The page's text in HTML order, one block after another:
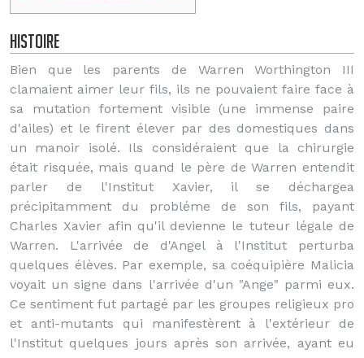
Histoire
Bien que les parents de Warren Worthington III
clamaient aimer leur fils, ils ne pouvaient faire face à
sa mutation fortement visible (une immense paire
d'ailes) et le firent élever par des domestiques dans
un manoir isolé. Ils considéraient que la chirurgie
était risquée, mais quand le père de Warren entendit
parler de l'Institut Xavier, il se déchargea
précipitamment du probléme de son fils, payant
Charles Xavier afin qu'il devienne le tuteur légale de
Warren. L'arrivée de d'Angel à l'Institut perturba
quelques élèves. Par exemple, sa coéquipière Malicia
voyait un signe dans l'arrivée d'un "Ange" parmi eux.
Ce sentiment fut partagé par les groupes religieux pro
et anti-mutants qui manifestèrent à l'extérieur de
l'Institut quelques jours après son arrivée, ayant eu